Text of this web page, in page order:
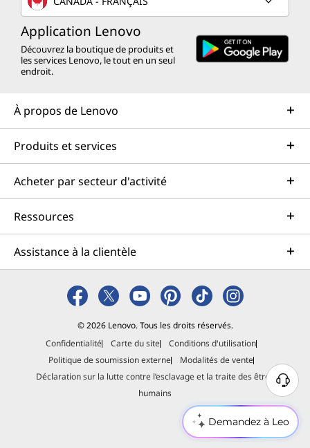
Demandez à Leo
Application Lenovo
Découvrez la boutique de produits et
les services Lenovo, le tout en un seul
endroit.
À propos de Lenovo
Produits et services
Acheter par secteur d'activité
Ressources
Assistance à la clientèle
© 2026 Lenovo. Tous les droits réservés.
Confidentialité
Carte du site
Conditions d'utilisation
Politique de soumission externe
Modalités de vente
Déclaration sur la lutte contre l’esclavage et la traite des êtres
humains
B
e
s
o